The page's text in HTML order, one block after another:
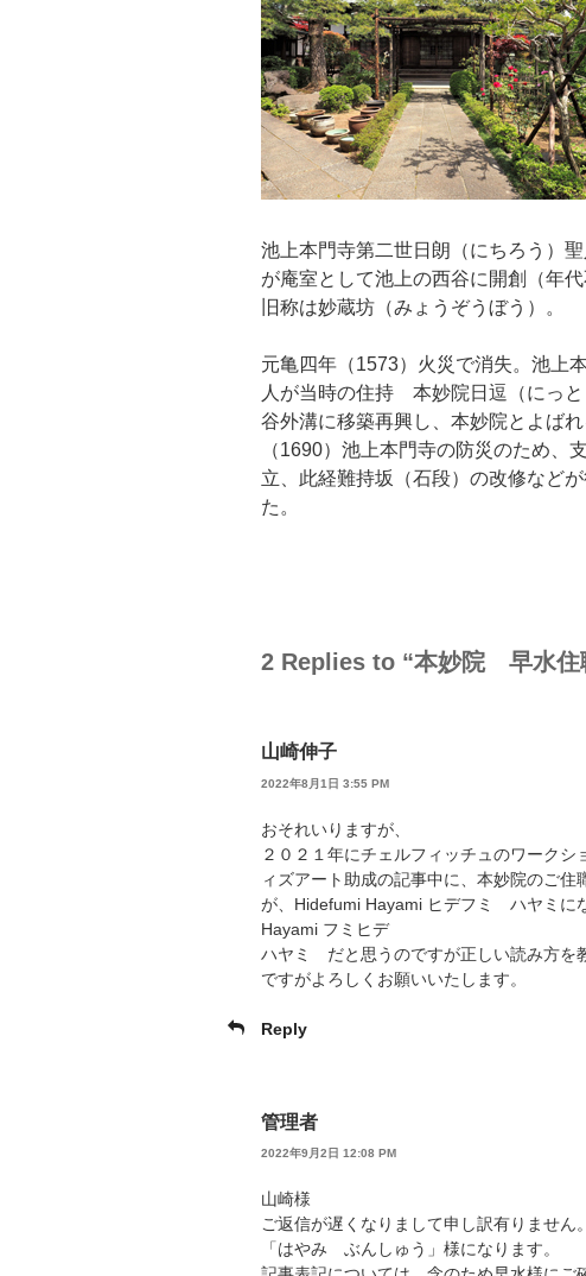
池上本門寺第二世日朗（にちろう）
が庵室として池上の西谷に開創（年代
旧称は妙蔵坊（みょうぞうぼう）。
元亀四年（1573）火災で消失。池上
人が当時の住持 本妙院日逗（にっ
谷外溝に移築再興し、本妙院とよば
（1690）池上本門寺の防災のため、
立、此経難持坂（石段）の改修など
た。
2 Replies to “本妙院 早水住
山崎伸子
2022年8月1日 3:55 PM
おそれいりますが、
２０２１年にチェルフィッチュのワーク
ィズアート助成の記事中に、本妙院のご
が、Hidefumi Hayami ヒデフミ ハヤミに
Hayami フミヒデ
ハヤミ だと思うのですが正しい読み方を
ですがよろしくお願いいたします。
Reply
管理者
2022年9月2日 12:08 PM
山崎様
ご返信が遅くなりまして申し訳有りませ
「はやみ ぶんしゅう」様になります。